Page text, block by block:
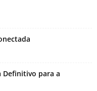
Definitivo para a